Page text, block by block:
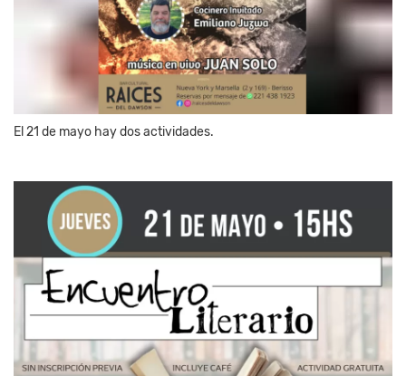
El 21 de mayo hay dos actividades.